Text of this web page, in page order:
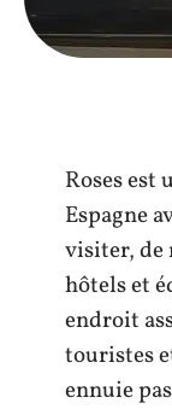
Roses
Espagne
visiter, de
hôtels et
endroit
touristes
ennuie